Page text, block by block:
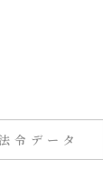
法令データ